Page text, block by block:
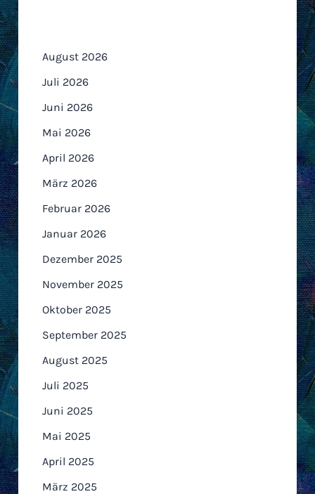
August 2026
Juli 2026
Juni 2026
Mai 2026
April 2026
März 2026
Februar 2026
Januar 2026
Dezember 2025
November 2025
Oktober 2025
September 2025
August 2025
Juli 2025
Juni 2025
Mai 2025
April 2025
März 2025